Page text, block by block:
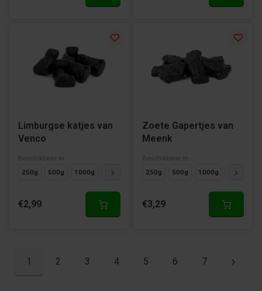
Limburgse katjes van
Venco
Beschikbaar in
250g
500g 1000g 125g
€2,99
Zoete Gapertjes van
Meenk
Beschikbaar in
250g
500g 1000g 125g
€3,29
1 2 3 4 5 6 7